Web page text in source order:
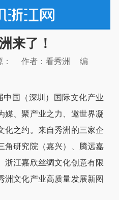
来了！
作者：看秀洲
编
中国（深圳）国际文化产业
媒、聚产业之力、邀世界凝
化之约。来自秀洲的三家企
研究院（嘉兴）、腾远嘉
浙江嘉欣丝绸文化创意有限
洲文化产业高质量发展新图